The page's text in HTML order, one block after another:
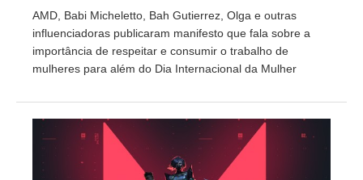
AMD, Babi Micheletto, Bah Gutierrez, Olga e outras
influenciadoras publicaram manifesto que fala sobre a
importância de respeitar e consumir o trabalho de
mulheres para além do Dia Internacional da Mulher